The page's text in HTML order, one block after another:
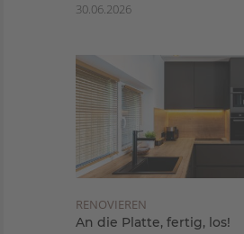
30.06.2026
RENOVIEREN
An die Platte, fertig, los!